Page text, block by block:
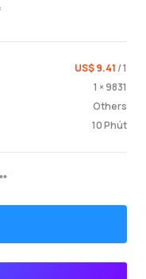
Đăng
US$ 9.41 / 1
1 × 9831
Others
10 Phút